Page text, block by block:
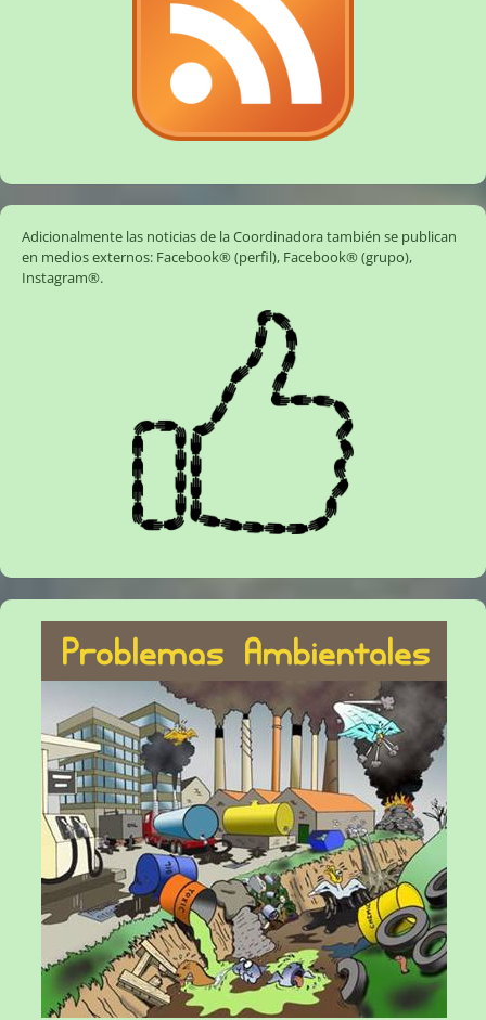
Adicionalmente las noticias de la Coordinadora también se publican
en medios externos: Facebook® (perfil), Facebook® (grupo),
Instagram®.